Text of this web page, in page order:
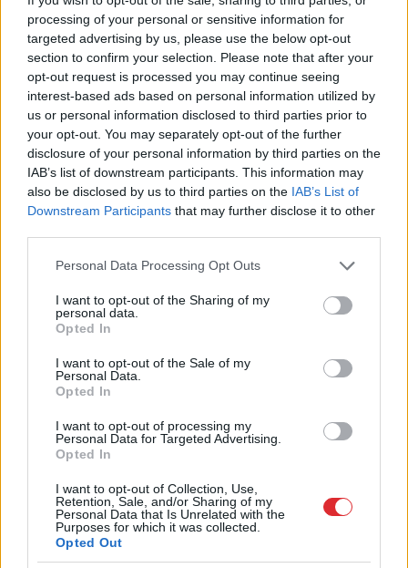
processing of your personal or sensitive information for
targeted advertising by us, please use the below opt-out
section to confirm your selection. Please note that after your
opt-out request is processed you may continue seeing
interest-based ads based on personal information utilized by
us or personal information disclosed to third parties prior to
your opt-out. You may separately opt-out of the further
disclosure of your personal information by third parties on the
IAB’s list of downstream participants. This information may
also be disclosed by us to third parties on the IAB’s List of
Downstream Participants that may further disclose it to other
Please note that this website/app uses one or more Google
not limited to your visit or usage behaviour. You may click to
grant or deny consent to Google and its third-party tags to
use your data for below specified purposes in below Google
consent section.
Personal Data Processing Opt Outs
I want to opt-out of the Sharing of my
personal data.
Opted In
I want to opt-out of the Sale of my
Personal Data.
Opted In
I want to opt-out of processing my
Personal Data for Targeted Advertising.
Opted In
I want to opt-out of Collection, Use,
Retention, Sale, and/or Sharing of my
Personal Data that Is Unrelated with the
Purposes for which it was collected.
Opted Out
apstiprinājusi 115 cilvēku bojāeju.
Atbildību par uzbrukumu uzņēmās teroristu
grupējums “Islāma valsts”. Grupējuma kaujinieki
“uzbruka lielam saietam (..) Krievijas
galvaspilsētas Maskavas nomalē,” teikts
grupējuma paziņojumā lietotnē “Telegram”.
Paziņojumā arī apgalvots, ka uzbrucēji “droši
atkāpās uz savām bāzēm”.
Krievijas varasiestādes uzstāj, ka ir aizturējušas un
nopratina 11 cilvēkus, kuru vidū esot visi četri
teroraktā tieši iesaistītie teroristi.
TĒMAS
LA.LV Google ziņās
LA.LV aicina portāla lietotājus, rakstot komentārus, ievērot